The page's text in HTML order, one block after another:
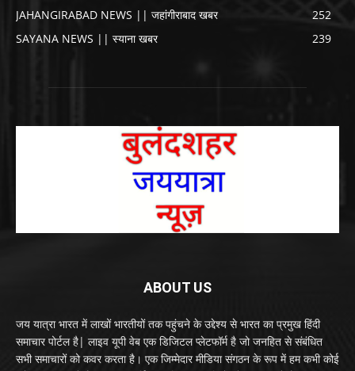
JAHANGIRABAD NEWS || जहांगीराबाद खबर
252
SAYANA NEWS || स्याना खबर
239
ABOUT US
जय यात्रा भारत में लाखों भारतीयों तक पहुंचने के उद्देश्य से भारत का प्रमुख हिंदी
समाचार पोर्टल है| लाइव यूपी वेब एक डिजिटल प्लेटफॉर्म है जो जनहित से संबंधित
सभी समाचारों को कवर करता है। एक जिम्मेदार मीडिया संगठन के रूप में हम कभी कोई